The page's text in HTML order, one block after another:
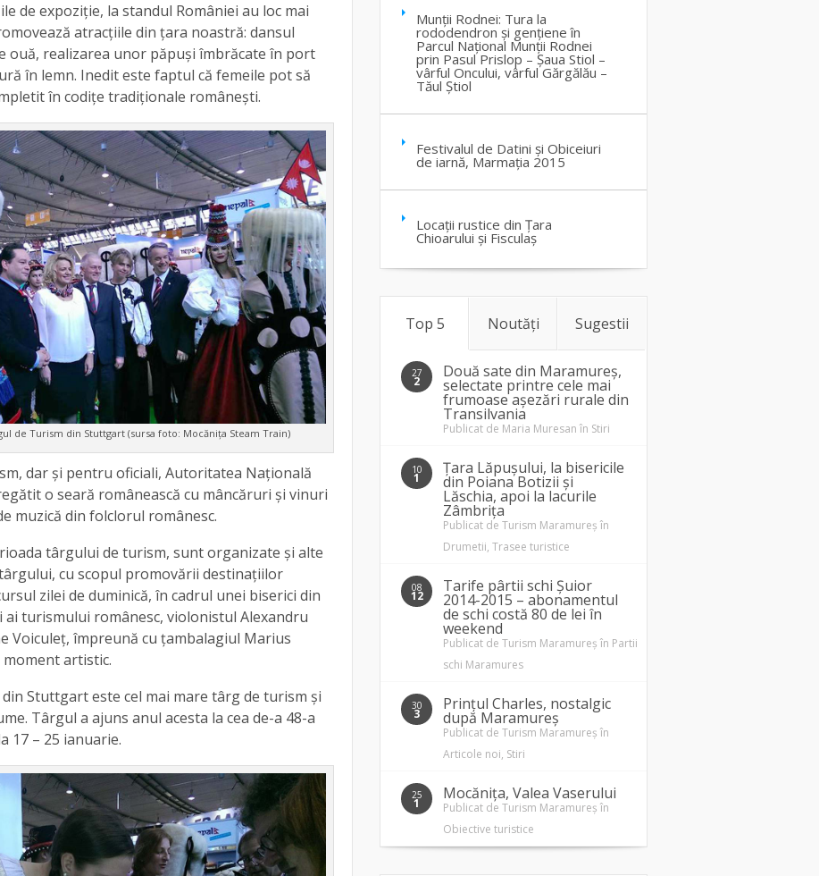
de expoziție, la standul României au loc mai
atracțiile din țara noastră: dansul
ouă, realizarea unor păpuși îmbrăcate în port
în lemn. Inedit este faptul că femeile pot să
în codițe tradiționale românești.
de Turism din Stuttgart (sursa foto: Mocănița Steam Train)
dar și pentru oficiali, Autoritatea Națională
o seară românească cu mâncăruri și vinuri
muzică din folclorul românesc.
târgului de turism, sunt organizate și alte
cu scopul promovării destinațiilor
zilei de duminică, în cadrul unei biserici din
turismului românesc, violonistul Alexandru
Voiculeț, împreună cu țambalagiul Marius
artistic.
Stuttgart este cel mai mare târg de turism și
Târgul a ajuns anul acesta la cea de-a 48-a
17 – 25 ianuarie.
Munții Rodnei: Tura la
rododendron și gențiene în
Parcul Național Munții Rodnei
prin Pasul Prislop – Șaua Stiol –
vârful Oncului, vârful Gărgălău –
Tăul Știol
Festivalul de Datini și Obiceiuri
de iarnă, Marmația 2015
Locații rustice din Țara
Chioarului și Fisculaș
Top 5 Noutăți Sugestii
27
2
Două sate din Maramureș,
selectate printre cele mai
frumoase așezări rurale din
Transilvania
Publicat de Maria Muresan în Stiri
10
1
Țara Lăpușului, la bisericile
din Poiana Botizii și
Lăschia, apoi la lacurile
Zâmbrița
Publicat de Turism Maramureș în
Drumetii, Trasee turistice
08
12
Tarife pârtii schi Șuior
2014-2015 – abonamentul
de schi costă 80 de lei în
weekend
Publicat de Turism Maramureș în Partii
schi Maramures
30
3
Prințul Charles, nostalgic
după Maramureș
Publicat de Turism Maramureș în
Articole noi, Stiri
25
1
Mocănița, Valea Vaserului
Publicat de Turism Maramureș în
Obiective turistice